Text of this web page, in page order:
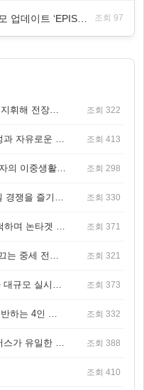
조회 97
아머드 트레인 워페어 – 무장 열차를 지휘해 전장을 돌파하는 생존 전투 게임 조회 322
랑그릿사: 검의 바다 – 듀얼 영웅 편성과 자유로운 탐험을 결합한 판타지 전략 RPG 조회 413
블랙우드 – DVD 대여점 주인과 암살자의 이중생활을 그린 3인칭 액션 스릴러 게임 조회 298
렉크리에이션 2 – 차량 충돌과 지름길 경쟁을 즐기는 오픈월드 아케이드 레이싱 게임 조회 330
아키에이지 크로니클 – 원대륙을 개척하며 논타겟 전투를 즐기는 오픈월드 MMORPG 조회 371
다이노로드 – 인간과 공룡 군대를 이끄는 중세 전략 액션 RPG 조회 321
토탈워: 워해머 40,000 – 은하 정복과 대규모 실시간 전투가 결합된 전략 게임! 조회 373
셰이디 잡 – 살아 움직이는 가방을 운반하는 4인 협동 물리 어드벤처 게임 조회 332
루트 – 좀비 떼를 뚫고 달려라! 스쿨버스가 유일한 집이 되는 4인 협동 생존 게임 조회 388
조회 410